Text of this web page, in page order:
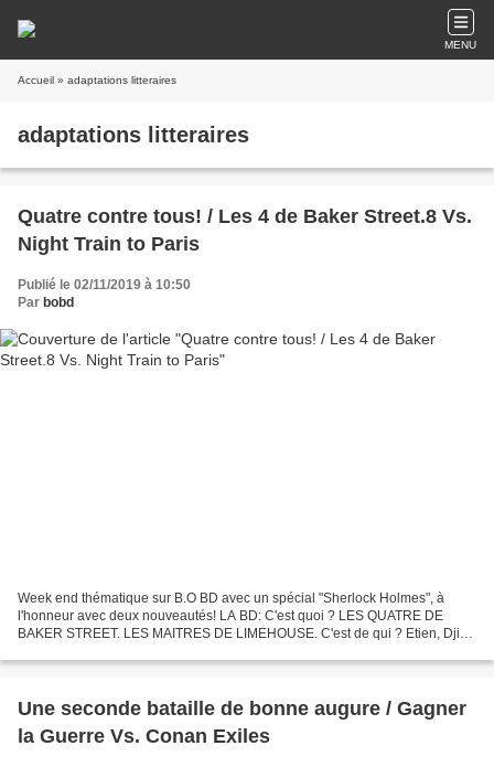
MENU
Accueil » adaptations litteraires
adaptations litteraires
Quatre contre tous! / Les 4 de Baker Street.8 Vs.
Night Train to Paris
Publié le 02/11/2019 à 10:50
Par bobd
Week end thématique sur B.O BD avec un spécial "Sherlock Holmes", à
l'honneur avec deux nouveautés! LA BD: C'est quoi ? LES QUATRE DE
BAKER STREET. LES MAITRES DE LIMEHOUSE. C'est de qui ? Etien, Djian
Une seconde bataille de bonne augure / Gagner
la Guerre Vs. Conan Exiles